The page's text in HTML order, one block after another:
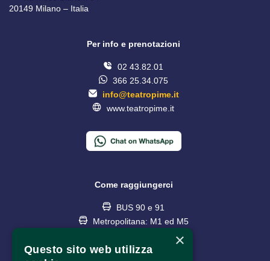
20149 Milano – Italia
Per info e prenotazioni
02 43.82.01
366 25.34.075
info@teatropime.it
www.teatropime.it
Come raggiungerci
BUS 90 e 91
Metropolitana: M1 ed M5
fermata Lotto
×
Questo sito web utilizza